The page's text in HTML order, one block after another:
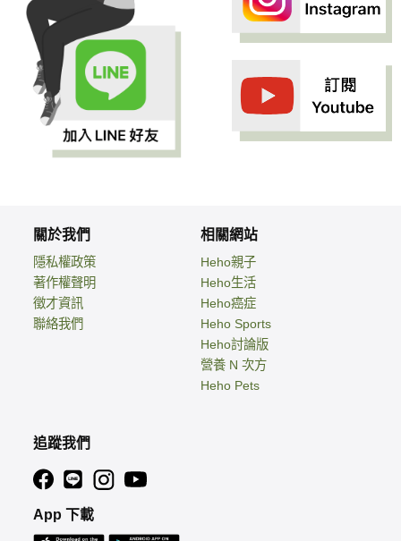
關於我們
隱私權政策
著作權聲明
徵才資訊
聯絡我們
相關網站
Heho親子
Heho生活
Heho癌症
Heho Sports
Heho討論版
營養 N 次方
Heho Pets
追蹤我們
App 下載